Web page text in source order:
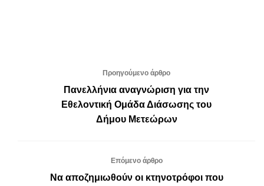
Προηγούμενο άρθρο
Πανελλήνια αναγνώριση για την
Εθελοντική Ομάδα Διάσωσης του
Δήμου Μετεώρων
Επόμενο άρθρο
Να αποζημιωθούν οι κτηνοτρόφοι που